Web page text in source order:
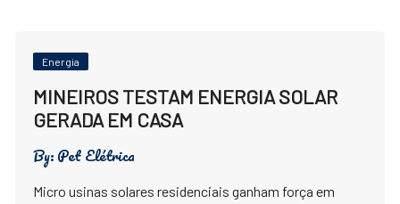
Energia
MINEIROS TESTAM ENERGIA SOLAR
GERADA EM CASA
By:Pet Elétrica
Micro usinas solares residenciais ganham força em